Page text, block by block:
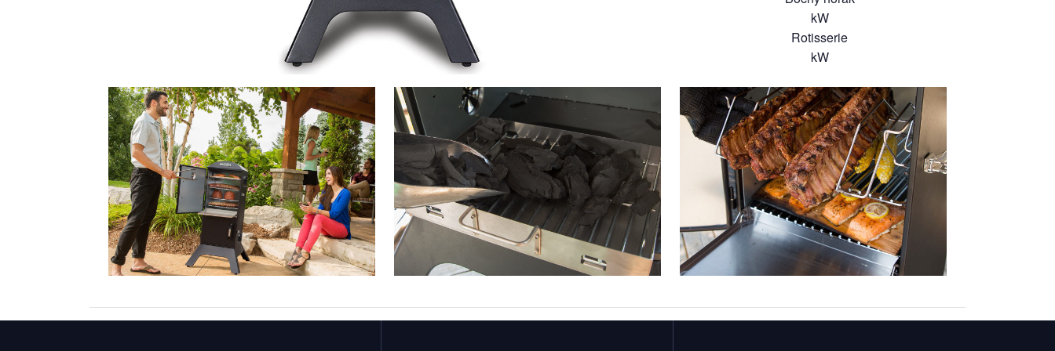
kW
Rotisserie
kW